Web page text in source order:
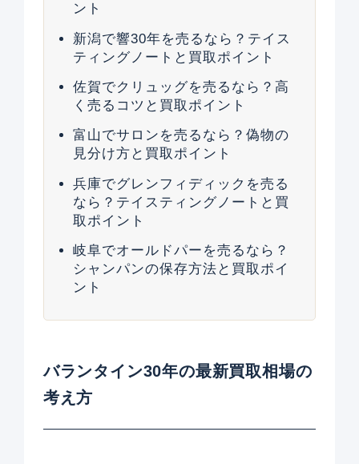
ント
新潟で響30年を売るなら？テイス
ティングノートと買取ポイント
佐賀でクリュッグを売るなら？高
く売るコツと買取ポイント
富山でサロンを売るなら？偽物の
見分け方と買取ポイント
兵庫でグレンフィディックを売る
なら？テイスティングノートと買
取ポイント
岐阜でオールドパーを売るなら？
シャンパンの保存方法と買取ポイ
ント
バランタイン30年の最新買取相場の
考え方